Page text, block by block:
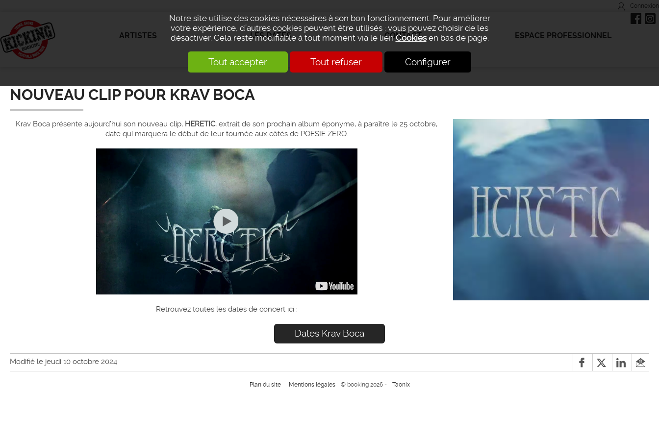
Notre site utilise des cookies nécessaires à son bon fonctionnement. Pour améliorer
votre expérience, d’autres cookies peuvent être utilisés : vous pouvez choisir de les
désactiver. Cela reste modifiable à tout moment via le lienCookiesen bas de page.
Tout accepter Tout refuser Configurer
Connexion
ARTISTES LES DATES CONTACT ESPACE PROFESSIONNEL
NOUVEAU CLIP POUR KRAV BOCA
Krav Boca présente aujourd’hui son nouveau clip, HERETIC, extrait de son prochain album éponyme, à paraître le 25 octobre,
date qui marquera le début de leur tournée aux côtés de POESIE ZERO.
Retrouvez toutes les dates de concert ici :
Dates Krav Boca
Modifié le jeudi 10 octobre 2024
Plan du site Mentions légales © booking 2026 - Taonix